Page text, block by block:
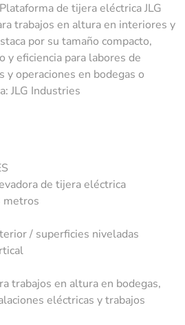
de tijera eléctrica JLG
trabajos en altura en interiores y
por su tamaño compacto,
y eficiencia para labores de
y operaciones en bodegas o
JLG Industries
de tijera eléctrica
metros
/ superficies niveladas
trabajos en altura en bodegas,
eléctricas y trabajos